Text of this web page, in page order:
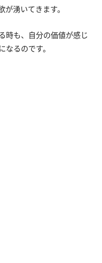
湧いてきます。
時も、自分の価値が感じ
るのです。